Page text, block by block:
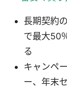
長期契約
で最大50
る
キャンペ
ー、年末